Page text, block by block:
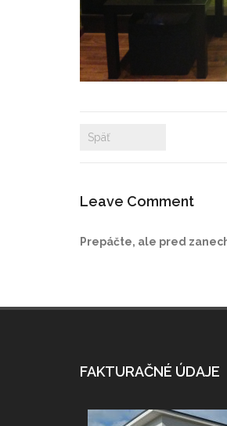
Späť
Leave Comment
Prepáčte, ale pred
FAKTURAČNÉ ÚDAJE